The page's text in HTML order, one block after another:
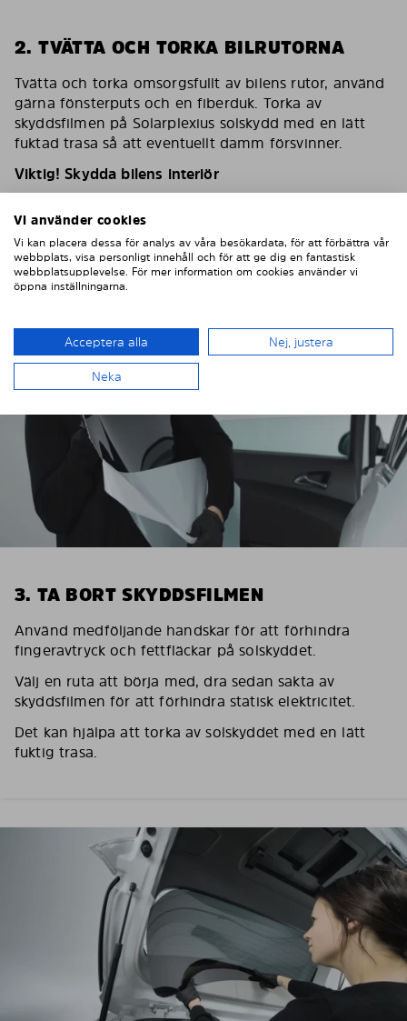
2. TVÄTTA OCH TORKA BILRUTORNA
Tvätta och torka omsorgsfullt av bilens rutor, använd
gärna fönsterputs och en fiberduk. Torka av
skyddsfilmen på Solarplexius solskydd med en lätt
fuktad trasa så att eventuellt damm försvinner.
Viktig! Skydda bilens interiör
skador/repor vid montering ska du sätta en
maskeringstejp på inredningen som skydd.
3. TA BORT SKYDDSFILMEN
Använd medföljande handskar för att förhindra
fingeravtryck och fettfläckar på solskyddet.
Välj en ruta att börja med, dra sedan sakta av
skyddsfilmen för att förhindra statisk elektricitet.
Det kan hjälpa att torka av solskyddet med en lätt
fuktig trasa.
Vi använder cookies
Vi kan placera dessa för analys av våra besökardata, för att förbättra vår
webbplats, visa personligt innehåll och för att ge dig en fantastisk
webbplatsupplevelse. För mer information om cookies använder vi
öppna inställningarna.
Acceptera alla Nej, justera
Neka